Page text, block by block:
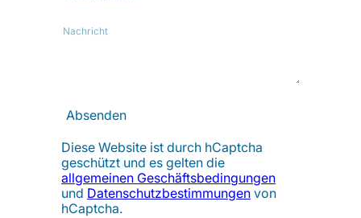
Nachricht
Absenden
Diese Website ist durch hCaptcha
geschützt und es gelten die
allgemeinen Geschäftsbedingungen
und Datenschutzbestimmungen von
hCaptcha.